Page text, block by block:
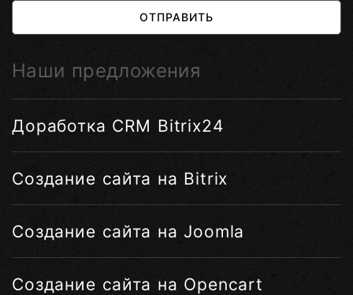
ОТПРАВИТЬ
Наши предложения
Доработка CRM Bitrix24
Создание сайта на Bitrix
Создание сайта на Joomla
Создание сайта на Opencart